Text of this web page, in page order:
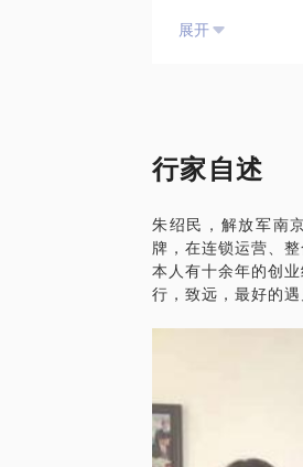
其他。
展开
行家自述
朱绍民，解放军南
牌，在连锁运营、
本人有十余年的创
行，致远，最好的遇